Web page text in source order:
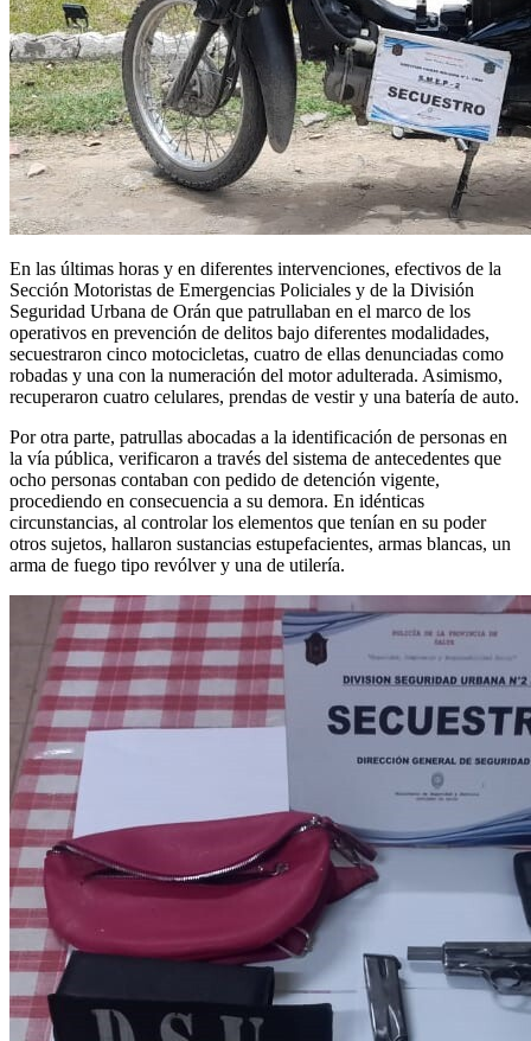
En las últimas horas y en diferentes intervenciones, efectivos de la
Sección Motoristas de Emergencias Policiales y de la División
Seguridad Urbana de Orán que patrullaban en el marco de los
operativos en prevención de delitos bajo diferentes modalidades,
secuestraron cinco motocicletas, cuatro de ellas denunciadas como
robadas y una con la numeración del motor adulterada. Asimismo,
recuperaron cuatro celulares, prendas de vestir y una batería de auto.
Por otra parte, patrullas abocadas a la identificación de personas en
la vía pública, verificaron a través del sistema de antecedentes que
ocho personas contaban con pedido de detención vigente,
procediendo en consecuencia a su demora. En idénticas
circunstancias, al controlar los elementos que tenían en su poder
otros sujetos, hallaron sustancias estupefacientes, armas blancas, un
arma de fuego tipo revólver y una de utilería.